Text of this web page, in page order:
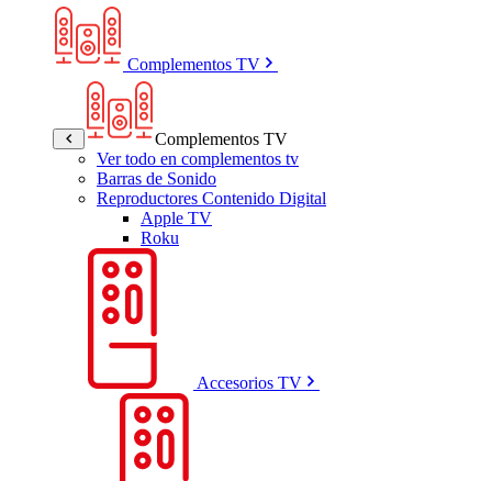
Complementos TV
Complementos TV
Ver todo en complementos tv
Barras de Sonido
Reproductores Contenido Digital
Apple TV
Roku
Accesorios TV